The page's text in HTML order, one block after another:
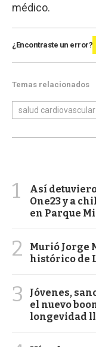
médico.
¿Encontraste un error?
Temas relacionados
salud cardiovascular
1
Así
One23 y a
en Parque
2
Murió Jorge
histórico de
3
Jóvenes,
el nuevo
longevidad